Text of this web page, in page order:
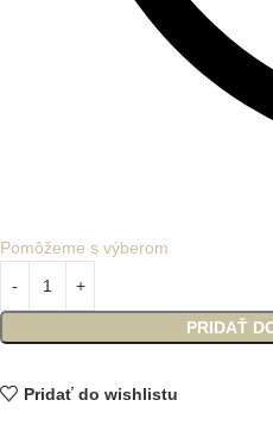
PRIDAŤ
Pomôžeme s výberom
Pridať do wishlistu